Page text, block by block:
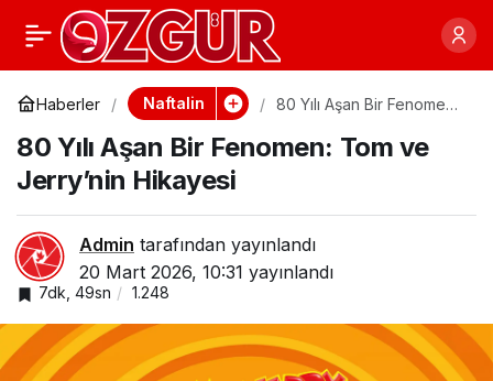
Haberler Naftalin
80 Yılı Aşan Bir Fenomen:
80 Yılı Aşan Bir Fenomen: Tom ve
Jerry’nin Hikayesi
Admin tarafından yayınlandı
20 Mart 2026, 10:31 yayınlandı
7dk, 49sn 1.248
Çocukluk Anılarınıza
Yolculuk: 90’ların
İkonik Çizgi Filmleri
Paylaş